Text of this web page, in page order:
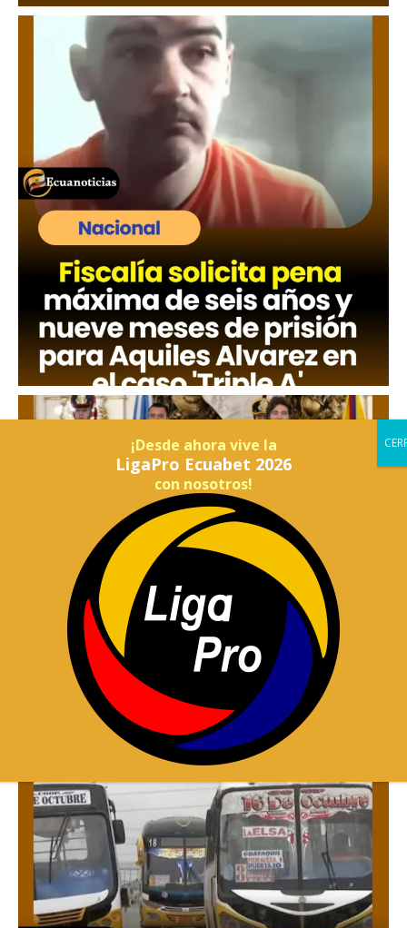
¡Desde ahora vive la
LigaPro Ecuabet 2026
con nosotros!